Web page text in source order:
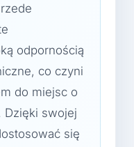
odpornością
co czyni
do miejsc o
Dzięki swojej
się